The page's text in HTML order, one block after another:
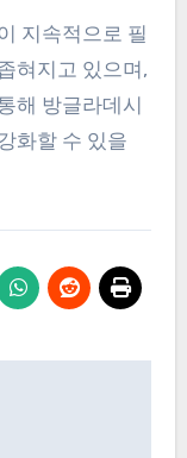
지속적으로 필
혀지고 있으며,
해 방글라데시
화할 수 있을